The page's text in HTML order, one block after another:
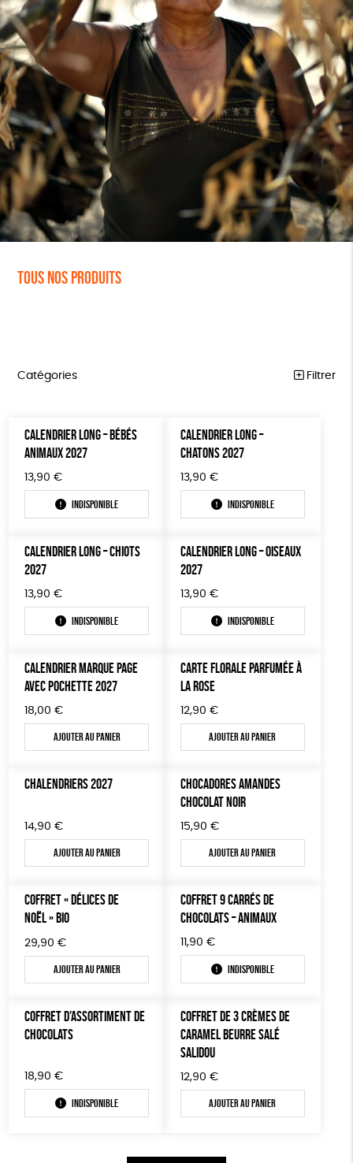
Tous nos produits
Catégories Filtrer
ÉPICERIE
MAISON
ACCESSOIRES
PAPETERIE
LIVRES
TOUT
Par défaut
Nouveauté
Prix : du - cher au + cher
Prix
0 € - 50 €
50 € - 100 €
150 € - 200 €
Plus de 200€
Couleur
terracotta vert
Mots clés
Cosme Bio Fabrication artisanale
Oeko-Tex PEFC Fabriqué en Espagne
CALENDRIER LONG – BÉBÉS
ANIMAUX 2027
13,90 €
Indisponible
CALENDRIER LONG –
CHATONS 2027
13,90 €
Indisponible
CALENDRIER LONG – CHIOTS
2027
13,90 €
Indisponible
CALENDRIER LONG – OISEAUX
2027
13,90 €
Indisponible
CALENDRIER MARQUE PAGE
AVEC POCHETTE 2027
18,00 €
Ajouter au panier
CARTE FLORALE PARFUMÉE À
LA ROSE
12,90 €
Ajouter au panier
CHALENDRIERS 2027
14,90 €
Ajouter au panier
CHOCADORES AMANDES
CHOCOLAT NOIR
15,90 €
Ajouter au panier
COFFRET « DÉLICES DE
NOËL » BIO
29,90 €
Ajouter au panier
COFFRET 9 CARRÉS DE
CHOCOLATS – ANIMAUX
11,90 €
Indisponible
COFFRET D’ASSORTIMENT DE
CHOCOLATS
18,90 €
Indisponible
COFFRET DE 3 CRÈMES DE
CARAMEL BEURRE SALÉ
SALIDOU
12,90 €
Ajouter au panier